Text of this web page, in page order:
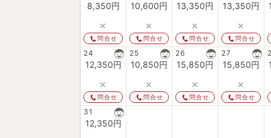
8,350円
×
問合せ
10,600円
×
問合せ
13,350円
×
問合せ
13,350円
×
問合せ
24
12,350円
×
問合せ
25
10,850円
×
問合せ
26
15,850円
×
問合せ
27
15,850円
×
問合せ
31
12,350円